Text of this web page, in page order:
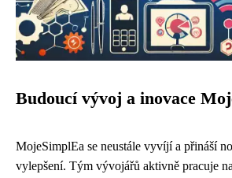
Budoucí vývoj a inovace
MojeSimplEa se neustále vyvíjí a přináší
vylepšení. Tým vývojářů aktivně pracuje